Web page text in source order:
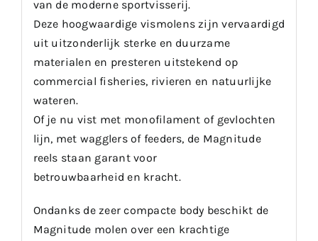
van de moderne sportvisserij.
Deze hoogwaardige vismolens zijn vervaardigd
uit uitzonderlijk sterke en duurzame
materialen en presteren uitstekend op
commercial fisheries, rivieren en natuurlijke
wateren.
Of je nu vist met monofilament of gevlochten
lijn, met wagglers of feeders, de Magnitude
reels staan garant voor
betrouwbaarheid en kracht.
Ondanks de zeer compacte body beschikt de
Magnitude molen over een krachtige